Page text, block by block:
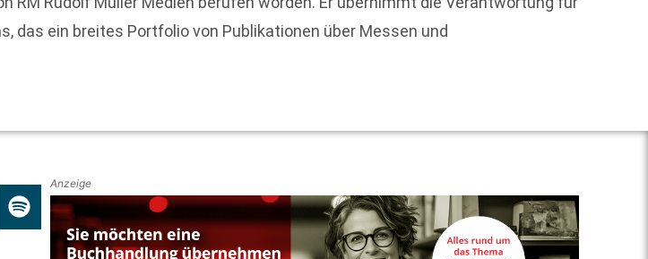
das ein breites Portfolio von Publikationen über Messen und
Anzeige